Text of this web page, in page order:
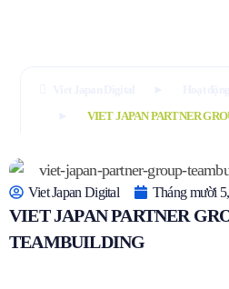
VIET JAPAN PARTNER
Viet Japan Digital Tháng mười
VIET JAPAN PARTNER
TEAMBUILDING